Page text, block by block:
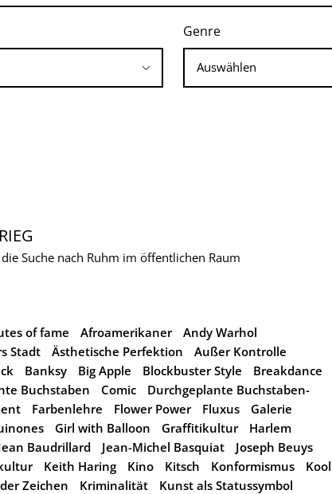
Genre
Suche nach Ruhm im öffentlichen Raum
of fame Afroamerikaner
Andy Warhol
Stadt
Ästhetische Perfektion
Außer Kontrolle
Banksy Big Apple Blockbuster Style
Breakdance
Buchstaben Comic
Durchgeplante Buchstaben-
Farbenlehre Flower Power Fluxus
Galerie
Girl with Balloon Graffitikultur
Harlem
Baudrillard Jean-Michel Basquiat
Joseph Beuys
Keith Haring Kino Kitsch Konformismus
Kool
Zeichen
Kriminalität
Kunst als Statussymbol